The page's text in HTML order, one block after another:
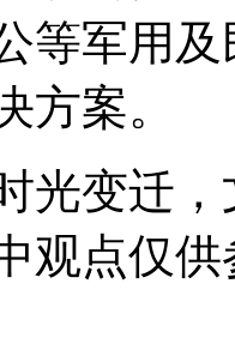
等军用
方案。
光变迁
观点仅供